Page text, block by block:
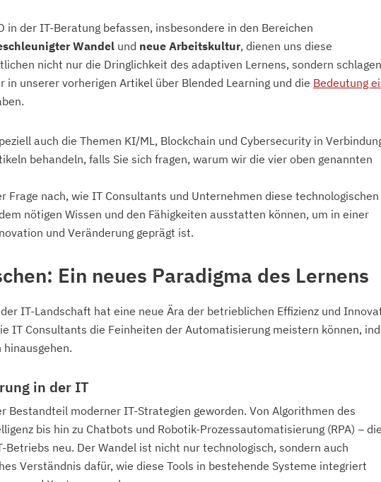
in der IT-Beratung befassen, insbesondere in den Bereichen
Wandel und neue Arbeitskultur, dienen uns diese
nicht nur die Dringlichkeit des adaptiven Lernens, sondern schlagen
in unserer vorherigen Artikel über Blended Learning und die Bedeutung
auch die Themen KI/ML, Blockchain und Cybersecurity in
behandeln, falls Sie sich fragen, warum wir die vier oben genannten
Frage nach, wie IT Consultants und Unternehmen diese technologischen
nötigen Wissen und den Fähigkeiten ausstatten können, um in einer
und Veränderung geprägt ist.
Ein neues Paradigma des Lernens
IT-Landschaft hat eine neue Ära der betrieblichen Effizienz und
IT Consultants die Feinheiten der Automatisierung meistern können,
in der IT
Bestandteil moderner IT-Strategien geworden. Von Algorithmen des
bis hin zu Chatbots und Robotik-Prozessautomatisierung (RPA) –
neu. Der Wandel ist nicht nur technologisch, sondern auch
Verständnis dafür, wie diese Tools in bestehende Systeme integriert